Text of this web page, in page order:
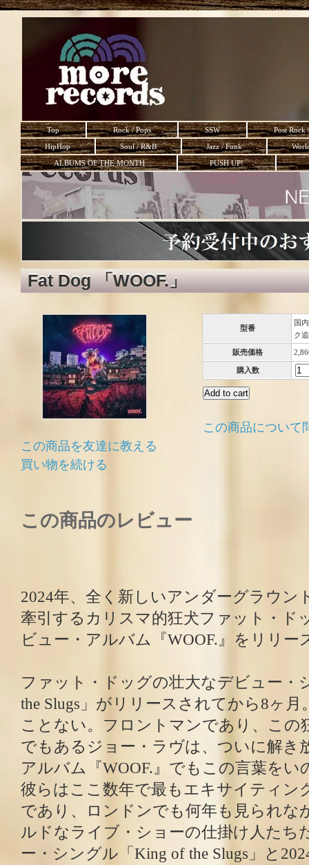
Top Rock / Pops SSW
Post Rock
HipHop
Soul / R&B Jazz / Funk
ALBUMS OF THE MONTH
PUSH UP!
Fat Dog 「WOOF.」
型番
国
ク
販売価格
購入数
この商品について
この商品を友達に教える
買い物を続ける
この商品のレビュー
2024年、全く新しいアンダーグラウン
牽引するカリスマ的狂犬ファット・ド
ビュー・アルバム『WOOF.』をリリー
ファット・ドッグの壮大なデビュー・
the Slugs」がリリースされてから8ヶ
ことない。フロントマンであり、この
でもあるジョー・ラヴは、ついに解き
アルバム『WOOF.』でもこの言葉をい
彼らはここ数年で最もエキサイティン
であり、ロンドンでも何年も見られな
ルドなライブ・ショーの仕掛け人たち
ー・シングル「King of the Slugs」と